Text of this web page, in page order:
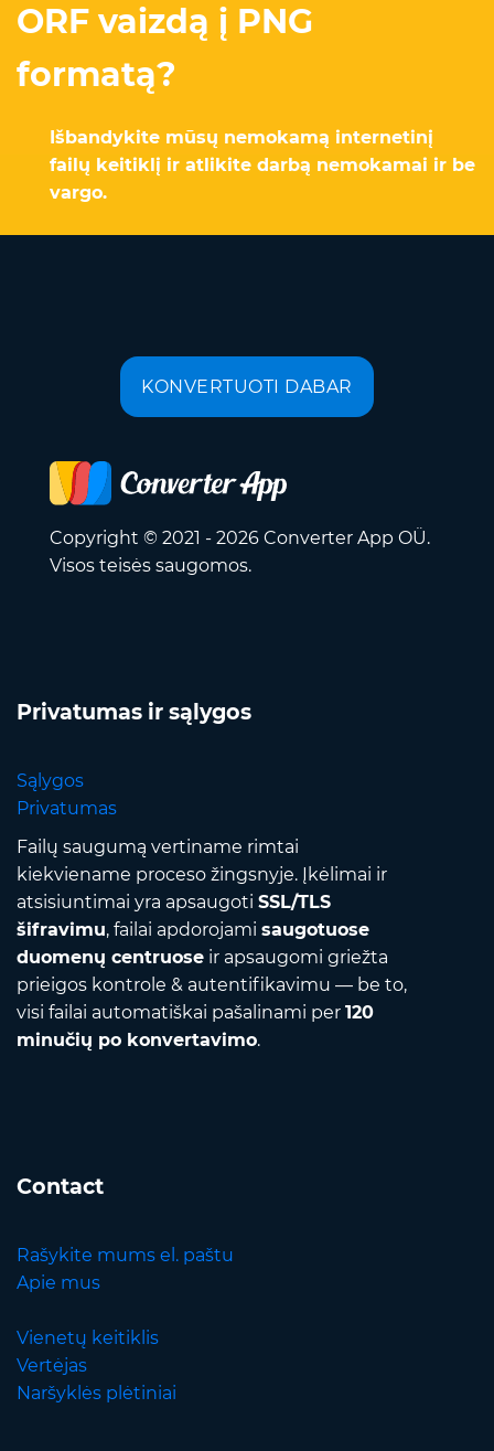
ORF vaizdą į PNG
formatą?
Išbandykite mūsų nemokamą internetinį
failų keitiklį ir atlikite darbą nemokamai ir be
vargo.
KONVERTUOTI DABAR
Copyright © 2021 - 2026 Converter App OÜ.
Visos teisės saugomos.
Privatumas ir sąlygos
Sąlygos
Privatumas
Failų saugumą vertiname rimtai
kiekviename proceso žingsnyje. Įkėlimai ir
atsisiuntimai yra apsaugoti SSL/TLS
šifravimu, failai apdorojami saugotuose
duomenų centruose ir apsaugomi griežta
prieigos kontrole & autentifikavimu — be to,
visi failai automatiškai pašalinami per 120
minučių po konvertavimo.
Contact
Rašykite mums el. paštu
Apie mus
Vienetų keitiklis
Vertėjas
Naršyklės plėtiniai